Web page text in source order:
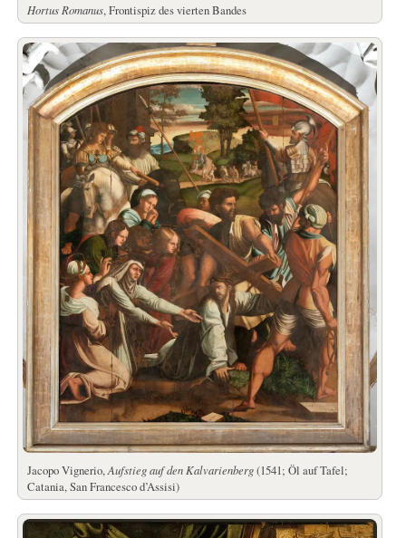
Hortus Romanus, Frontispiz des vierten Bandes
Jacopo Vignerio,Aufstieg auf den Kalvarienberg(1541; Öl auf Tafel;
Catania, San Francesco d’Assisi)